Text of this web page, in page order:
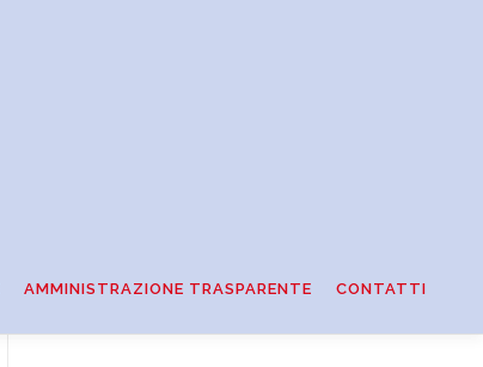
AMMINISTRAZIONE TRASPARENTE CONTATTI